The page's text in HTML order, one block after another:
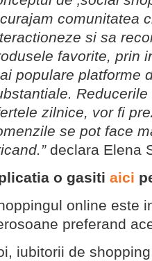
comunitatea
si sa
favorite, prin
populare platforme
zilnice, vor fi
se pot face
declara Elena
o gasiti aici
online este
preferand
iubitorii de